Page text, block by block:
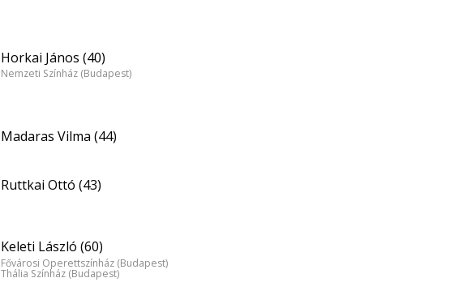
Horkai János (40)
Nemzeti Színház (Budapest)
Madaras Vilma (44)
Ruttkai Ottó (43)
Keleti László (60)
Fővárosi Operettszínház (Budapest)
Thália Színház (Budapest)